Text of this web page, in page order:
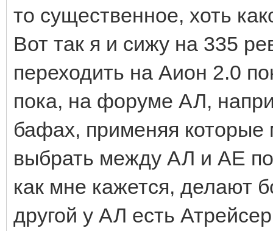
то существенное, хоть
Вот так я и сижу на 335
переходить на Аион 2.0
пока, на форуме АЛ,
бафах, применяя которые
выбрать между АЛ и АЕ
как мне кажется, делают
другой у АЛ есть